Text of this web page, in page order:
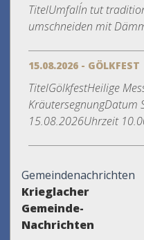
TitelUmfall´n tut
umschneiden mit
15.08.2026 - GÖLKFEST
TitelGölkfestHeilige
KräutersegnungDatum
15.08.2026Uhrzeit
Gemeindenachrichten
Krieglacher
Gemeinde-
Nachrichten